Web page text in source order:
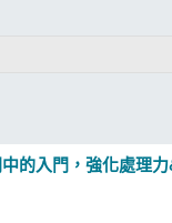
的入門，強化處理